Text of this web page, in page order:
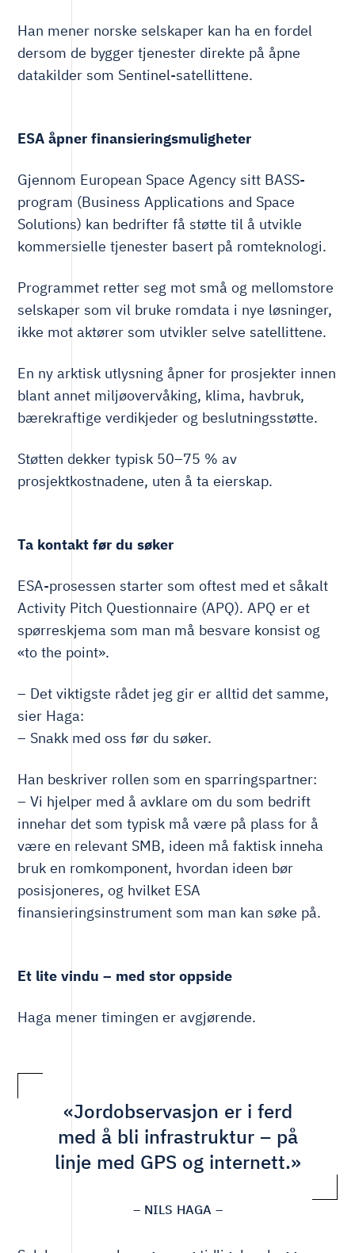
Han mener norske selskaper kan ha en fordel
dersom de bygger tjenester direkte på åpne
datakilder som Sentinel-satellittene.
ESA åpner finansieringsmuligheter
Gjennom European Space Agency sitt BASS-
program (Business Applications and Space
Solutions) kan bedrifter få støtte til å utvikle
kommersielle tjenester basert på romteknologi.
Programmet retter seg mot små og mellomstore
selskaper som vil bruke romdata i nye løsninger,
ikke mot aktører som utvikler selve satellittene.
En ny arktisk utlysning åpner for prosjekter innen
blant annet miljøovervåking, klima, havbruk,
bærekraftige verdikjeder og beslutningsstøtte.
Støtten dekker typisk 50–75 % av
prosjektkostnadene, uten å ta eierskap.
Ta kontakt før du søker
ESA-prosessen starter som oftest med et såkalt
Activity Pitch Questionnaire (APQ). APQ er et
spørreskjema som man må besvare konsist og
«to the point».
– Det viktigste rådet jeg gir er alltid det samme,
sier Haga:
– Snakk med oss før du søker.
Han beskriver rollen som en sparringspartner:
– Vi hjelper med å avklare om du som bedrift
innehar det som typisk må være på plass for å
være en relevant SMB, ideen må faktisk inneha
bruk en romkomponent, hvordan ideen bør
posisjoneres, og hvilket ESA
finansieringsinstrument som man kan søke på.
Et lite vindu – med stor oppside
Haga mener timingen er avgjørende.
«Jordobservasjon er i ferd
med å bli infrastruktur – på
linje med GPS og internett.»
– NILS HAGA –